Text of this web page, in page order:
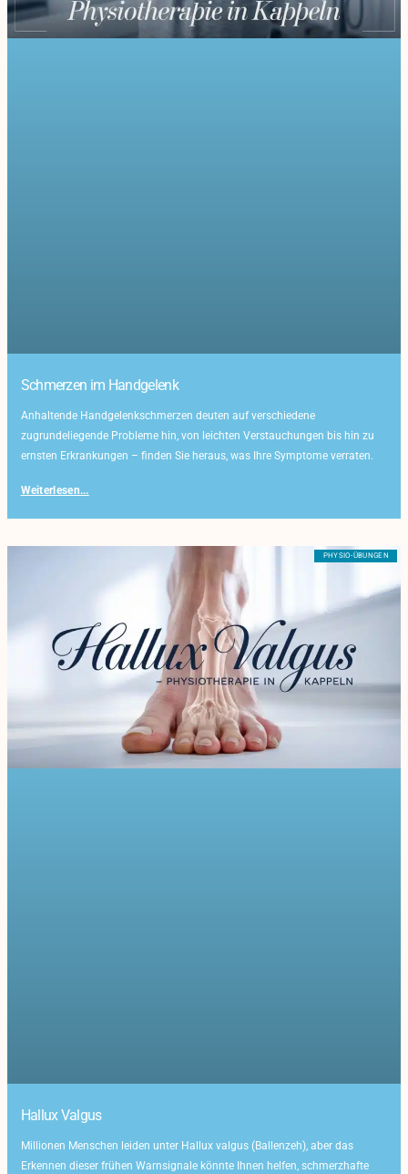
Schmerzen im Handgelenk
Anhaltende Handgelenkschmerzen deuten auf verschiedene
zugrundeliegende Probleme hin, von leichten Verstauchungen bis hin zu
ernsten Erkrankungen – finden Sie heraus, was Ihre Symptome verraten.
Weiterlesen...
PHYSIO-ÜBUNGEN
Hallux Valgus
Millionen Menschen leiden unter Hallux valgus (Ballenzeh), aber das
Erkennen dieser frühen Warnsignale könnte Ihnen helfen, schmerzhafte